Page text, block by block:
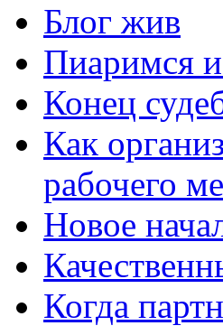
Блог жив
Пиаримся
Конец
Как
рабочего
Новое
Когда